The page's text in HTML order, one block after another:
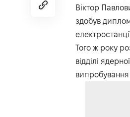
Віктор
здобув
Того ж року
відділі
випробування